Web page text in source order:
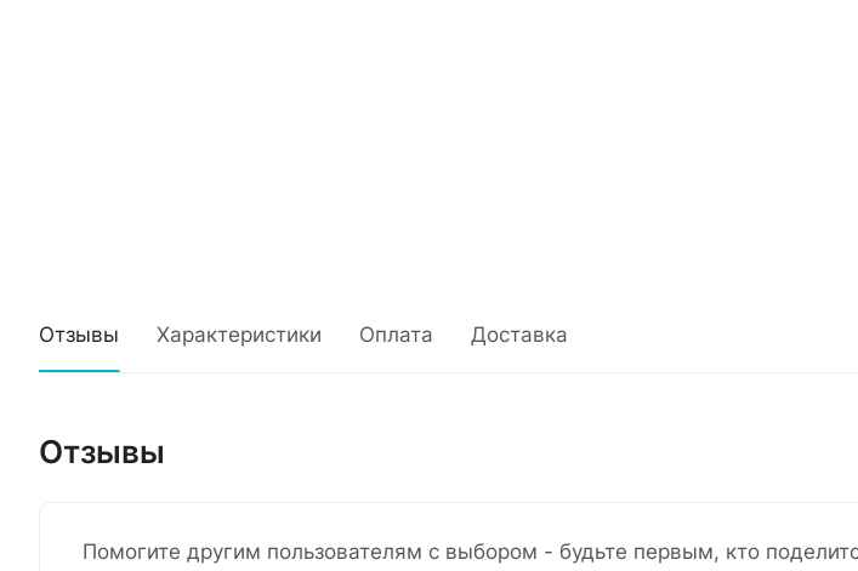
Отзывы Характеристики Оплата Доставка
Отзывы
Помогите другим пользователям с выбором - будьте первым, кто